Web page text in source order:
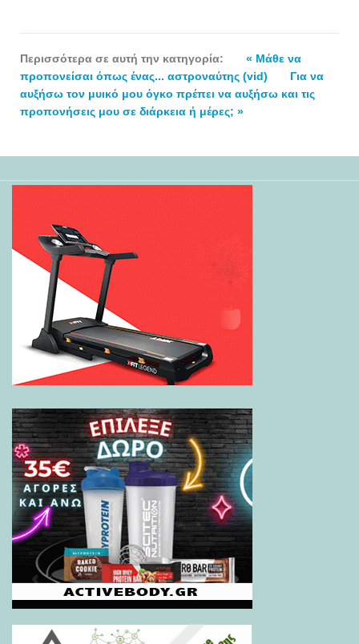
Περισσότερα σε αυτή την κατηγορία:
« Μάθε να
προπονείσαι όπως ένας... αστροναύτης (vid)
Για να
αυξήσω τον μυικό μου όγκο πρέπει να αυξήσω και τις
προπονήσεις μου σε διάρκεια ή μέρες; »